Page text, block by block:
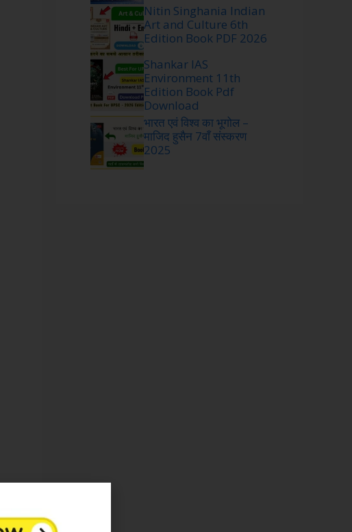
Nitin Singhania Indian
Art and Culture 6th
Edition Book PDF 2026
Shankar IAS
Environment 11th
Edition Book Pdf
Download
भारत एवं विश्व का भूगोल –
माजिद हुसैन 7वाँ संस्करण
2025